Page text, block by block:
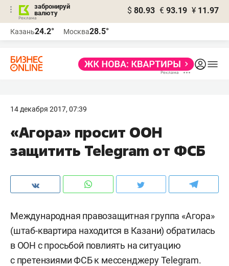
забронируй
валюту
$ 80.93 € 93.19 ¥ 11.97
Казань24.2° Москва28.5°
14 декабря 2017, 07:39
«Агора» просит ООН
защитить Telegram от ФСБ
Международная правозащитная группа «Агора»
(штаб-квартира находится в Казани) обратилась
в ООН с просьбой повлиять на ситуацию
с претензиями ФСБ к мессенджеру Telegram.